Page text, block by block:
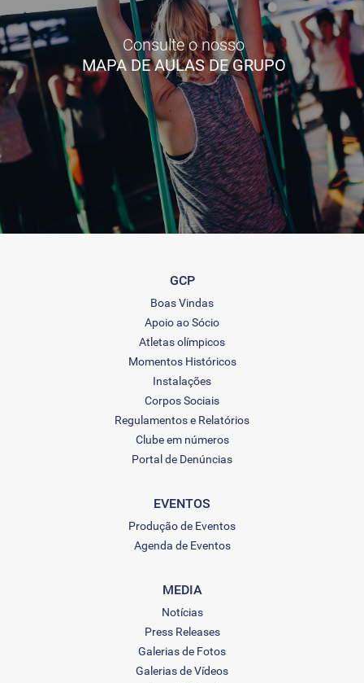
Consulte o nosso
MAPA DE AULAS DE GRUPO
GCP
Boas Vindas
Apoio ao Sócio
Atletas olímpicos
Momentos Históricos
Instalações
Corpos Sociais
Regulamentos e Relatórios
Clube em números
Portal de Denúncias
EVENTOS
Produção de Eventos
Agenda de Eventos
MEDIA
Notícias
Press Releases
Galerias de Fotos
Galerias de Vídeos